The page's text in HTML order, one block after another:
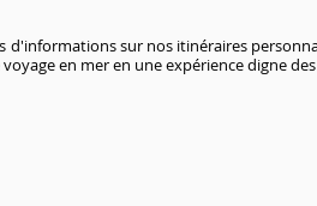
sur nos itinéraires
voyage en mer en une expérience digne